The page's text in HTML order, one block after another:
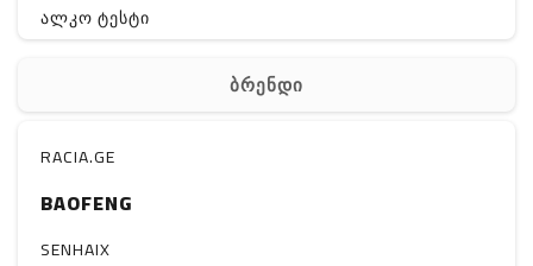
ალკო ტესტი
ელ. მოწყობილობები
მაგნიტი
სხვა
ბრენდი
RACIA.GE
BAOFENG
SENHAIX